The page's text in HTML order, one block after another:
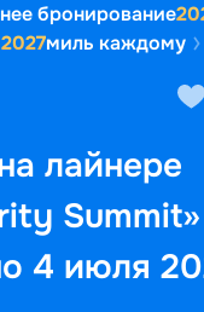
бронирование
2027миль каждому
лайнере
4 июля
Выбор кают